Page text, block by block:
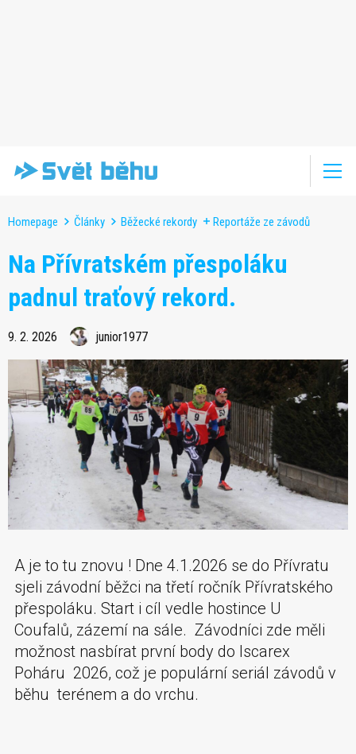
Homepage Články Běžecké rekordy Reportáže ze závodů
Na Přívratském přespoláku
padnul traťový rekord.
9. 2. 2026 junior1977
A je to tu znovu ! Dne 4.1.2026 se do Přívratu
sjeli závodní běžci na třetí ročník Přívratského
přespoláku. Start i cíl vedle hostince U
Coufalů, zázemí na sále. Závodníci zde měli
možnost nasbírat první body do Iscarex
Poháru 2026, což je populární seriál závodů v
běhu terénem a do vrchu.